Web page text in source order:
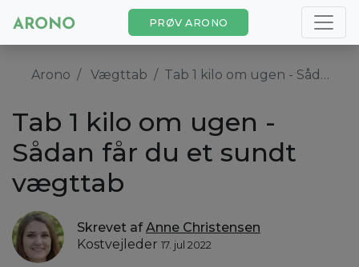
PRØV ARONO
Arono Vægttab Tab 1 kilo om ugen - Sådan får du et sundt vægttab
Tab 1 kilo om ugen -
Sådan får du et sundt
vægttab
Skrevet afAnne Christensen
Kostvejleder 17. jul 2022